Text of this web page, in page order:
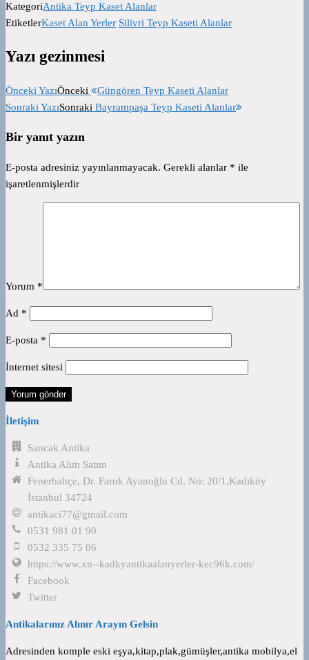
KategoriAntika Teyp Kaset Alanlar
EtiketlerKaset Alan Yerler Silivri Teyp Kaseti Alanlar
Yazı gezinmesi
Önceki YazıÖnceki
Güngören Teyp Kaseti Alanlar
Sonraki YazıSonraki Bayrampaşa Teyp Kaseti Alanlar
Bir yanıt yazın
E-posta adresiniz yayınlanmayacak. Gerekli alanlar * ile
işaretlenmişlerdir
Yorum *
Ad *
E-posta *
İnternet sitesi
İletişim
Sancak Antika
Antika Alım Satım
Fenerbahçe, Dr. Faruk Ayanoğlu Cd. No: 20/1,Kadıköy
İstanbul 34724
antikaci77@gmail.com
0531 981 01 90
0532 335 75 06
https://www.xn--kadkyantikaalanyerler-kec96k.com/
Facebook
Twitter
Antikalarınız Alınır Arayın Gelsin
Adresinden komple eski eşya,kitap,plak,gümüşler,antika mobilya,el